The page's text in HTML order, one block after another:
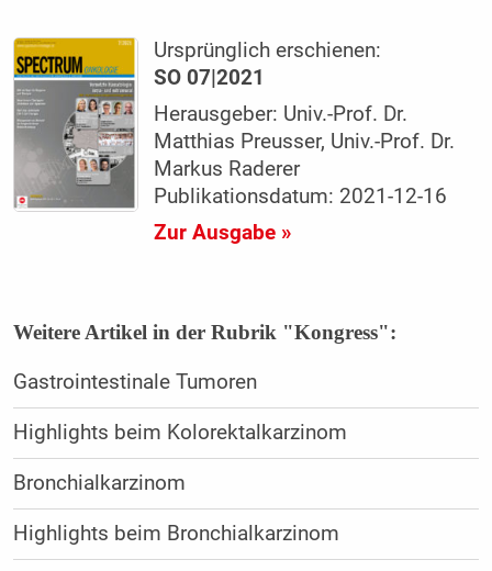
Ursprünglich erschienen:
SO 07|2021
Herausgeber: Univ.-Prof. Dr.
Matthias Preusser, Univ.-Prof. Dr.
Markus Raderer
Publikationsdatum: 2021-12-16
Zur Ausgabe »
Weitere Artikel in der Rubrik "Kongress":
Gastrointestinale Tumoren
Highlights beim Kolorektalkarzinom
Bronchialkarzinom
Highlights beim Bronchialkarzinom